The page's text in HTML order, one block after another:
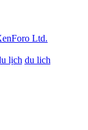
Ltd.
lịch du lich